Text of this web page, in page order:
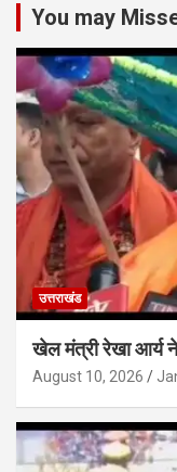
You may
उत्तराखंड
खेल मंत्री रेखा आर्य
August 10, 2026